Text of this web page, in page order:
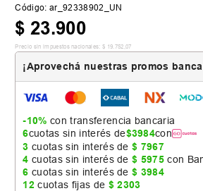
Código: ar_92338902_UN
$ 23.900
Precio sin impuestos nacionales: $ 19.752 ,07
¡Aprovechá nuestras promos
-10% con transferencia bancaria
6cuotas sin interés de$3984con
3 cuotas sin interés de$ 7967
4 cuotas sin interés de$ 5975 con
6 cuotas sin interés de$ 3984
12 cuotas fijas de $ 2303